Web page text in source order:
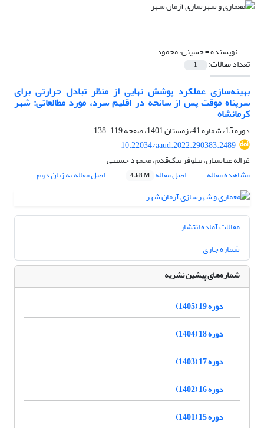
نویسنده =حسینی، محمود
تعداد مقالات: 1
بهینه‌سازی عملکرد پوشش نهایی از منظر تبادل حرارتی برای
سرپناه موقت پس از سانحه در اقلیم سرد، مورد مطالعاتی: شهر
کرمانشاه
دوره 15، شماره 41، زمستان 1401، صفحه
119-138
10.22034/aaud.2022.290383.2489
غزاله عباسیان، نیلوفر نیک‌قدم، محمود حسینی
مشاهده مقاله
اصل مقاله 4.68 M اصل مقاله به زبان دوم
مقالات آماده انتشار
شماره جاری
شماره‌های پیشین نشریه
دوره 19 (1405)
دوره 18 (1404)
دوره 17 (1403)
دوره 16 (1402)
دوره 15 (1401)